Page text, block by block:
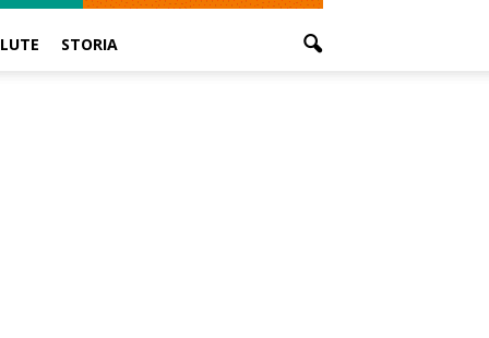
STORIA